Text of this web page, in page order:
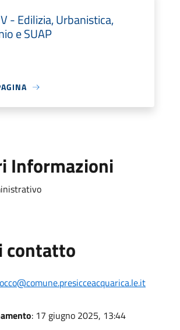
- Edilizia, Urbanistica,
e SUAP
Informazioni
contatto
: 17 giugno 2025, 13:44